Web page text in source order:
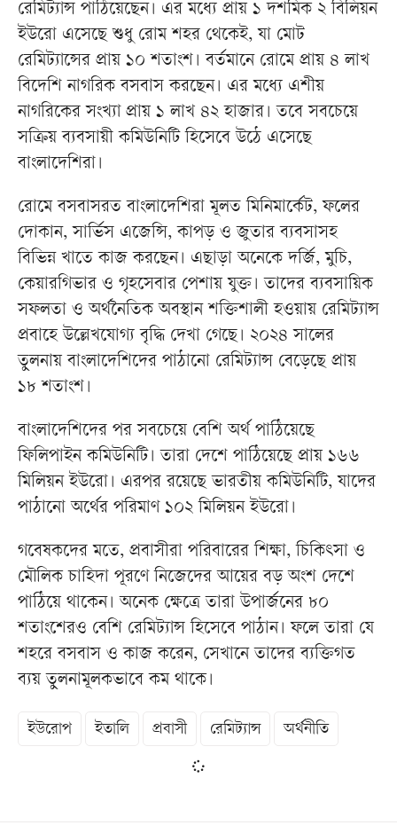
রেমিট্যান্স পাঠিয়েছেন। এর মধ্যে প্রায় ১ দশমিক ২ বিলিয়ন
ইউরো এসেছে শুধু রোম শহর থেকেই, যা মোট
রেমিট্যান্সের প্রায় ১০ শতাংশ। বর্তমানে রোমে প্রায় ৪ লাখ
বিদেশি নাগরিক বসবাস করছেন। এর মধ্যে এশীয়
নাগরিকের সংখ্যা প্রায় ১ লাখ ৪২ হাজার। তবে সবচেয়ে
সক্রিয় ব্যবসায়ী কমিউনিটি হিসেবে উঠে এসেছে
বাংলাদেশিরা।
রোমে বসবাসরত বাংলাদেশিরা মূলত মিনিমার্কেট, ফলের
দোকান, সার্ভিস এজেন্সি, কাপড় ও জুতার ব্যবসাসহ
বিভিন্ন খাতে কাজ করছেন। এছাড়া অনেকে দর্জি, মুচি,
কেয়ারগিভার ও গৃহসেবার পেশায় যুক্ত। তাদের ব্যবসায়িক
সফলতা ও অর্থনৈতিক অবস্থান শক্তিশালী হওয়ায় রেমিট্যান্স
প্রবাহে উল্লেখযোগ্য বৃদ্ধি দেখা গেছে। ২০২৪ সালের
তুলনায় বাংলাদেশিদের পাঠানো রেমিট্যান্স বেড়েছে প্রায়
১৮ শতাংশ।
বাংলাদেশিদের পর সবচেয়ে বেশি অর্থ পাঠিয়েছে
ফিলিপাইন কমিউনিটি। তারা দেশে পাঠিয়েছে প্রায় ১৬৬
মিলিয়ন ইউরো। এরপর রয়েছে ভারতীয় কমিউনিটি, যাদের
পাঠানো অর্থের পরিমাণ ১০২ মিলিয়ন ইউরো।
গবেষকদের মতে, প্রবাসীরা পরিবারের শিক্ষা, চিকিৎসা ও
মৌলিক চাহিদা পূরণে নিজেদের আয়ের বড় অংশ দেশে
পাঠিয়ে থাকেন। অনেক ক্ষেত্রে তারা উপার্জনের ৮০
শতাংশেরও বেশি রেমিট্যান্স হিসেবে পাঠান। ফলে তারা যে
শহরে বসবাস ও কাজ করেন, সেখানে তাদের ব্যক্তিগত
ব্যয় তুলনামূলকভাবে কম থাকে।
ইউরোপ ইতালি প্রবাসী রেমিট্যান্স অর্থনীতি